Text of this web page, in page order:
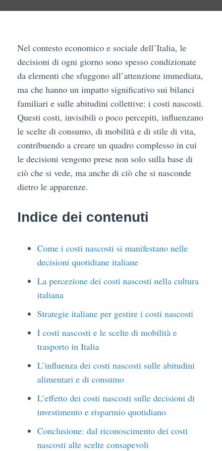
Nel contesto economico e sociale dell’Italia, le
decisioni di ogni giorno sono spesso condizionate
da elementi che sfuggono all’attenzione immediata,
ma che hanno un impatto significativo sui bilanci
familiari e sulle abitudini collettive: i costi nascosti.
Questi costi, invisibili o poco percepiti, influenzano
le scelte di consumo, di mobilità e di stile di vita,
contribuendo a creare un quadro complesso in cui
le decisioni vengono prese non solo sulla base di
ciò che si vede, ma anche di ciò che si nasconde
dietro le apparenze.
Indice dei contenuti
Come i costi nascosti si manifestano nelle
decisioni quotidiane italiane
La percezione dei costi nascosti nella cultura
italiana
Strategie italiane per gestire i costi nascosti
I costi nascosti e le scelte di mobilità e
trasporto in Italia
L’influenza dei costi nascosti sulle abitudini
alimentari e di consumo
L’effetto dei costi nascosti sulle decisioni di
investimento e risparmio quotidiano
Conclusione: dal riconoscimento dei costi
nascosti alle scelte consapevoli